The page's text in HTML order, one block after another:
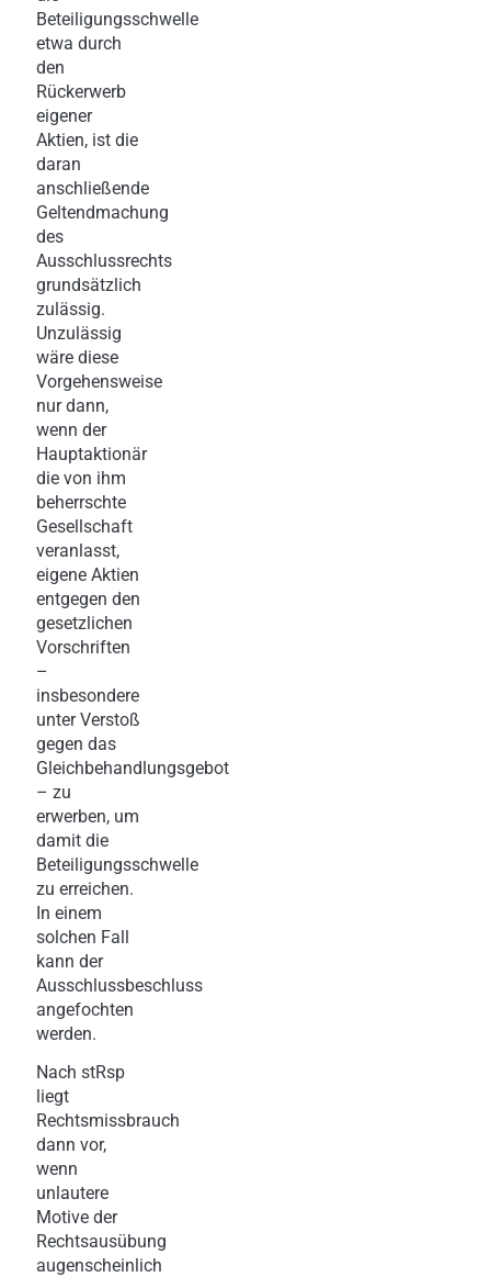
Beteiligungsschwelle
etwa durch
den
Rückerwerb
eigener
Aktien, ist die
daran
anschließende
Geltendmachung
des
Ausschlussrechts
grundsätzlich
zulässig.
Unzulässig
wäre diese
Vorgehensweise
nur dann,
wenn der
Hauptaktionär
die von ihm
beherrschte
Gesellschaft
veranlasst,
eigene Aktien
entgegen den
gesetzlichen
Vorschriften
–
insbesondere
unter Verstoß
gegen das
Gleichbehandlungsgebot
– zu
erwerben, um
damit die
Beteiligungsschwelle
zu erreichen.
In einem
solchen Fall
kann der
Ausschlussbeschluss
angefochten
werden.
Nach stRsp
liegt
Rechtsmissbrauch
dann vor,
wenn
unlautere
Motive der
Rechtsausübung
augenscheinlich